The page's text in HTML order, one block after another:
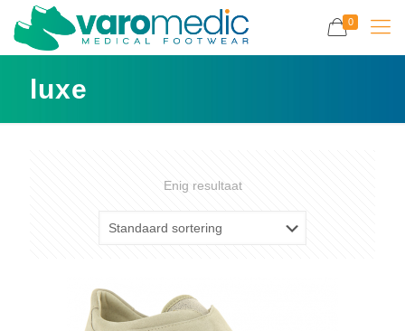
0
luxe
Enig resultaat